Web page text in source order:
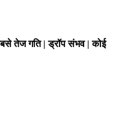
तेज गति | ड्रॉप संभव | कोई